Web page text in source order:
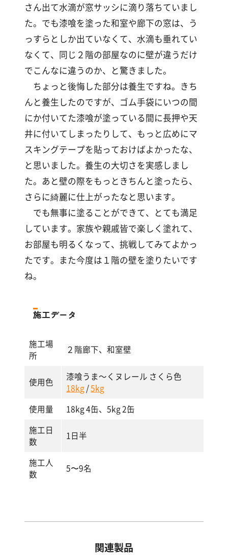
さん出て水滴が窓サッシに滴り落ちていまし
た。でも漆喰を塗った和室や廊下の窓は、う
っすらとしか出ていなくて、水滴も垂れてい
なくて、同じ２階の部屋なのに壁が違うだけ
でこんなに違うのか、と驚きました。
ちょっと後悔した部分は養生ですね。きち
んと養生したのですが、ゴム手袋にいつの間
にか付いてた漆喰が塗っている間に長押や天
井に付いてしまったりして、もっと広めにマ
スキングテープを貼っておけばよかったな、
と思いました。養生の大切さを実感しまし
た。あと壁の際をもっときちんと塗ったら、
さらに綺麗に仕上がったなと思います。
でも無事に塗ることができて、とても満足
しています。家族や親戚皆で楽しく塗れて、
お部屋も明るくなって、挑戦してみてよかっ
たです。また今度は１階の壁を塗りたいです
ね。
施工データ
施工場
所
２階廊下、和室壁
使用色
漆喰うま～くヌレール さくら色
18kg/5kg
使用量
18kg 4缶、5kg 2缶
施工日
数
1日半
施工人
数
5〜9名
関連製品